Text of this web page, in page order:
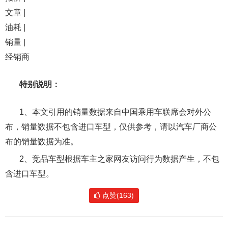
文章 |
油耗 |
销量 |
经销商
特别说明：
1、本文引用的销量数据来自中国乘用车联席会对外公
布，销量数据不包含进口车型，仅供参考，请以汽车厂商公
布的销量数据为准。
2、竞品车型根据车主之家网友访问行为数据产生，不包
含进口车型。
点赞(163)